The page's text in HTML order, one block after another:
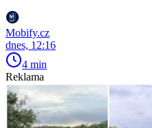
Mobify.cz
dnes, 12:16
4 min
Reklama